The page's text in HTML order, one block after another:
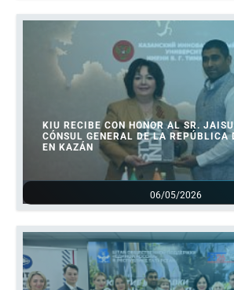
06/05/2026
KIU RECIBE CON HONOR AL SR.
CÓNSUL GENERAL DE LA REPÚBLICA
EN KAZÁN